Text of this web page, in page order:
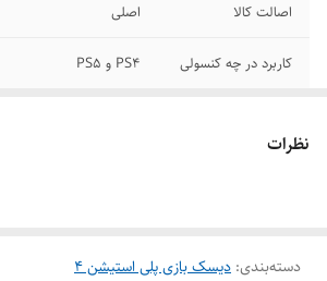
اصالت کالا اصلی
کاربرد در چه کنسولی PS4 و PS5
نظرات
دسته‌بندی: دیسک بازی پلی استیشن 4